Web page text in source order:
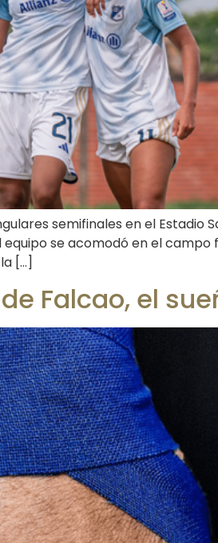
semifinales en el Estadio
se acomodó en el
[…]
de Falcao, el